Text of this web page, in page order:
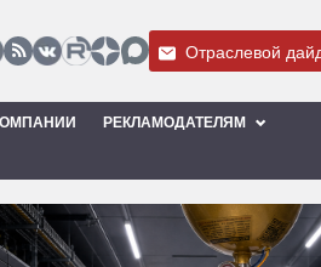
Отраслевой
РЕКЛАМОДАТЕЛЯМ